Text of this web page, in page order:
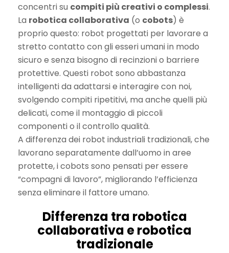
concentri su compiti più creativi o complessi.
La robotica collaborativa (o cobots) è
proprio questo: robot progettati per lavorare a
stretto contatto con gli esseri umani in modo
sicuro e senza bisogno di recinzioni o barriere
protettive. Questi robot sono abbastanza
intelligenti da adattarsi e interagire con noi,
svolgendo compiti ripetitivi, ma anche quelli più
delicati, come il montaggio di piccoli
componenti o il controllo qualità.
A differenza dei robot industriali tradizionali, che
lavorano separatamente dall’uomo in aree
protette, i cobots sono pensati per essere
“compagni di lavoro”, migliorando l’efficienza
senza eliminare il fattore umano.
Differenza tra robotica
collaborativa e robotica
tradizionale